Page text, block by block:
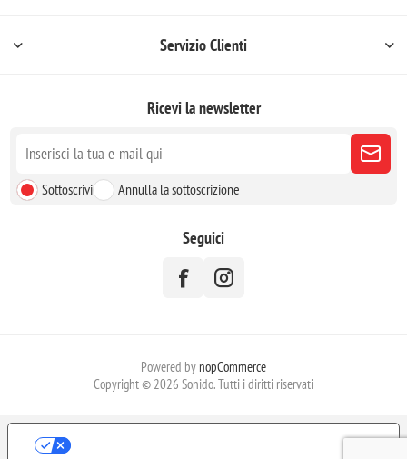
Servizio Clienti
Ricevi la newsletter
Sottoscrivi Annulla la sottoscrizione
Seguici
Powered by nopCommerce
Copyright © 2026 Sonido. Tutti i diritti riservati
LE TUE PREFERENZE RELATIVE ALLA